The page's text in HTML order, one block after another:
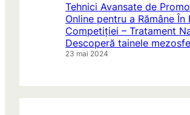
Tehnici Avansate de
Online pentru a Rămâne În
Competiției – Tratament
Descoperă tainele
23 mai 2024